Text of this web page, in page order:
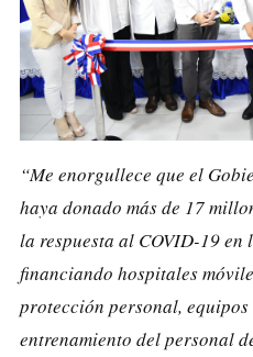
“Me enorgullece que el
haya donado más de 17
la respuesta al COVID-19
financiando hospitales
protección personal,
entrenamiento del personal